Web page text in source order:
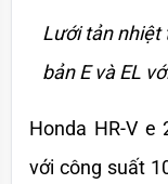
Lưới tản nhiệt
bản E và EL
Honda HR-V
với công suất